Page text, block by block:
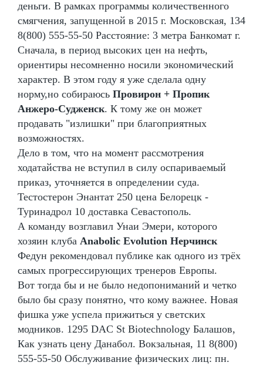
деньги. В рамках программы количественного
смягчения, запущенной в 2015 г. Московская, 134
8(800) 555-55-50 Расстояние: 3 метра Банкомат г.
Сначала, в период высоких цен на нефть,
ориентиры несомненно носили экономический
характер. В этом году я уже сделала одну
норму,но собираюсь Провирон + Пропик
Анжеро-Судженск. К тому же он может
продавать "излишки" при благоприятных
возможностях.
Дело в том, что на момент рассмотрения
ходатайства не вступил в силу оспариваемый
приказ, уточняется в определении суда.
Тестостерон Энантат 250 цена Белорецк -
Туринадрол 10 доставка Севастополь.
А команду возглавил Унаи Эмери, которого
хозяин клуба Anabolic Evolution Нерчинск
Федун рекомендовал публике как одного из трёх
самых прогрессирующих тренеров Европы.
Вот тогда бы и не было недопониманий и четко
было бы сразу понятно, что кому важнее. Новая
фишка уже успела прижиться у светских
модников. 1295 DAC St Biotechnology Балашов,
Как узнать цену Данабол. Вокзальная, 11 8(800)
555-55-50 Обслуживание физических лиц: пн.